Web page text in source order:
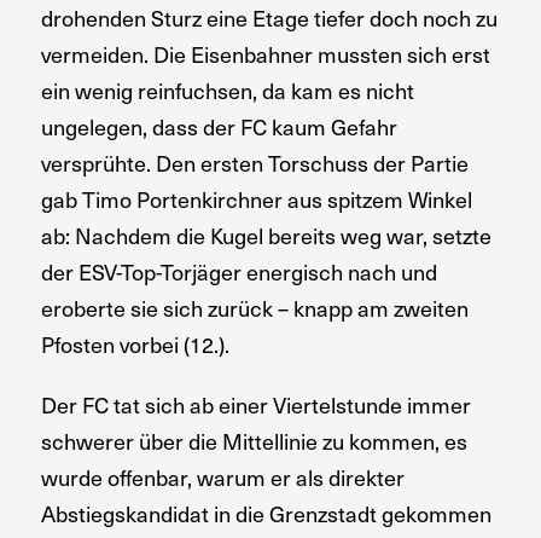
drohenden Sturz eine Etage tiefer doch noch zu
vermeiden. Die Eisenbahner mussten sich erst
ein wenig reinfuchsen, da kam es nicht
ungelegen, dass der FC kaum Gefahr
versprühte. Den ersten Torschuss der Partie
gab Timo Portenkirchner aus spitzem Winkel
ab: Nachdem die Kugel bereits weg war, setzte
der ESV-Top-Torjäger energisch nach und
eroberte sie sich zurück – knapp am zweiten
Pfosten vorbei (12.).
Der FC tat sich ab einer Viertelstunde immer
schwerer über die Mittellinie zu kommen, es
wurde offenbar, warum er als direkter
Abstiegskandidat in die Grenzstadt gekommen